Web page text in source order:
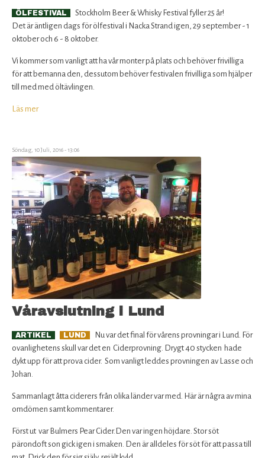
av
ÖLFESTIVAL
Stockholm Beer & Whisky Festival fyller 25 år!
Det är äntligen dags för ölfestival i Nacka Strand igen, 29 september - 1
oktober och 6 - 8 oktober.
Vi kommer som vanligt att ha vår monter på plats och behöver frivilliga
för att bemanna den, dessutom behöver festivalen frivilliga som hjälper
till med med öltävlingen.
Läs merom
&
Whisky
Festival
2016
Söndag, 10 Juli, 2016 - 13:06
Våravslutning i Lund
ARTIKEL LUND
Nu var det final för vårens provningar i Lund. För
ovanlighetens skull var det en Ciderprovning. Drygt 40 stycken hade
dykt upp för att prova cider. Som vanligt leddes provningen av Lasse och
Johan.
Sammanlagt åtta ciderers från olika länder var med. Här är några av mina
omdömen samt kommentarer.
Först ut var Bulmers Pear Cider.Den var ingen höjdare. Stor söt
pärondoft son gick igen i smaken. Den är alldeles för söt för att passa till